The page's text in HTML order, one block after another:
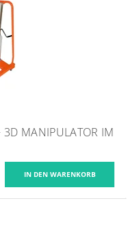
3D MANIPULATOR IM